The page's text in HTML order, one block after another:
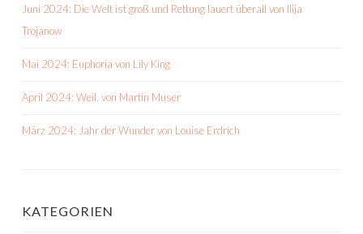
Juni 2024: Die Welt ist groß und Rettung lauert überall von Ilija
Trojanow
Mai 2024: Euphoria von Lily King
April 2024: Weil. von Martin Muser
März 2024: Jahr der Wunder von Louise Erdrich
KATEGORIEN